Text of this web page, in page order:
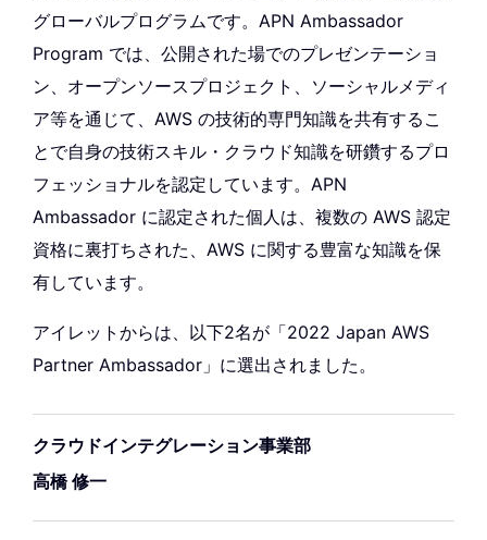
グローバルプログラムです。APN Ambassador
Program では、公開された場でのプレゼンテーショ
ン、オープンソースプロジェクト、ソーシャルメディ
ア等を通じて、AWS の技術的専門知識を共有するこ
とで自身の技術スキル・クラウド知識を研鑽するプロ
フェッショナルを認定しています。APN
Ambassador に認定された個人は、複数の AWS 認定
資格に裏打ちされた、AWS に関する豊富な知識を保
有しています。
アイレットからは、以下2名が「2022 Japan AWS
Partner Ambassador」に選出されました。
クラウドインテグレーション事業部
高橋 修一